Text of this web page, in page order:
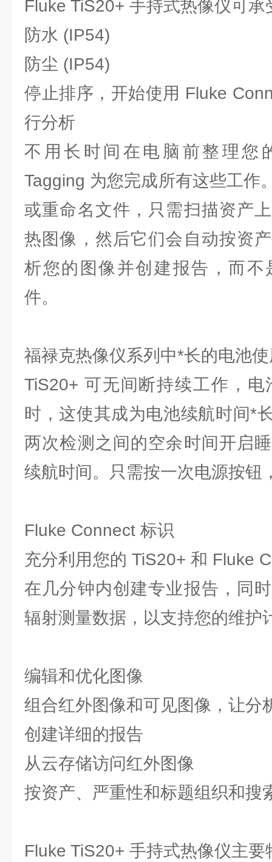
Fluke TiS20+ 手持式热像仪可承
防水 (IP54)
防尘 (IP54)
停止排序，开始使用 Fluke
行分析
不用长时间在电脑前整理您
Tagging 为您完成所有这些工作
或重命名文件，只需扫描资产
热图像，然后它们会自动按资
析您的图像并创建报告，而不
件。
福禄克热像仪系列中*长的电池
TiS20+ 可无间断持续工作，
时，这使其成为电池续航时间*
两次检测之间的空余时间开启
续航时间。只需按一次电源按钮
Fluke Connect 标识
充分利用您的 TiS20+ 和 Fluke
在几分钟内创建专业报告，同
辐射测量数据，以支持您的维护
编辑和优化图像
组合红外图像和可见图像，让分
创建详细的报告
从云存储访问红外图像
按资产、严重性和标题组织和搜
Fluke TiS20+ 手持式热像仪主要